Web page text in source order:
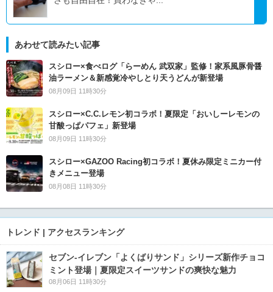
あわせて読みたい記事
スシロー×食べログ「らーめん 武双家」監修！家系風豚骨醤
油ラーメン＆新感覚冷やしとり天うどんが新登場
08月09日 11時30分
スシロー×C.C.レモン初コラボ！夏限定「おいしーレモンの
甘酸っぱパフェ」新登場
08月09日 11時30分
スシロー×GAZOO Racing初コラボ！夏休み限定ミニカー付
きメニュー登場
08月08日 11時30分
トレンド | アクセスランキング
セブン‐イレブン「よくばりサンド」シリーズ新作チョコ
ミント登場｜夏限定スイーツサンドの爽快な魅力
08月06日 11時30分